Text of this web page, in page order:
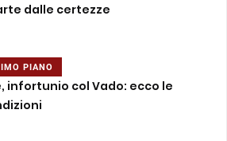
dalle certezze
PIANO
infortunio col Vado: ecco le